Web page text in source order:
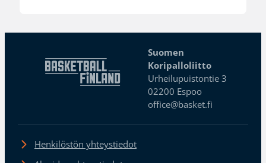
Suomen
Koripalloliitto
Urheilupuistontie 3
02200 Espoo
office@basket.fi
Henkilöstön yhteystiedot